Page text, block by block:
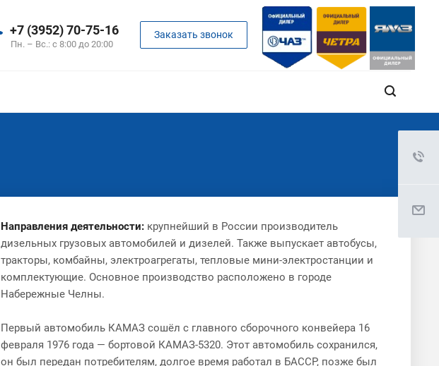
+7 (3952) 70-75-16
Пн. – Вс.: с 8:00 до 20:00
Заказать звонок
Направления деятельности: крупнейший в России производитель
дизельных грузовых автомобилей и дизелей. Также выпускает автобусы,
тракторы, комбайны, электроагрегаты, тепловые мини-электростанции и
комплектующие. Основное производство расположено в городе
Набережные Челны.
Первый автомобиль КАМАЗ сошёл с главного сборочного конвейера 16
февраля 1976 года — бортовой КАМАЗ-5320. Этот автомобиль сохранился,
он был передан потребителям, долгое время работал в БАССР, позже был